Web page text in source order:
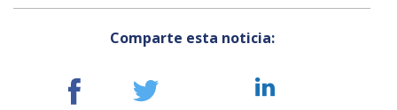
Comparte esta noticia: